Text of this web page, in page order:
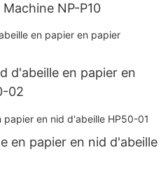
NP-P10
d'abeille en papier en
02
en papier en nid d'abeille